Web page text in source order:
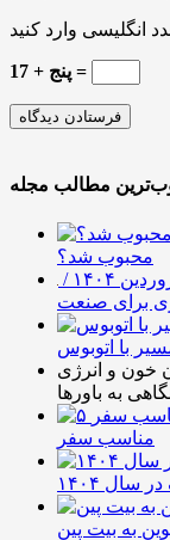
پنج + 17 =
محبوب شد؟
افزایش ۴.۶ درصدی تولید فولاد ایران در فروردین ۱۴۰۴ /
برای صنعت
با اتوبوس
خون و انرژی
به باورها
مناسب سفر
سال ۱۴۰۴
به بیت پین